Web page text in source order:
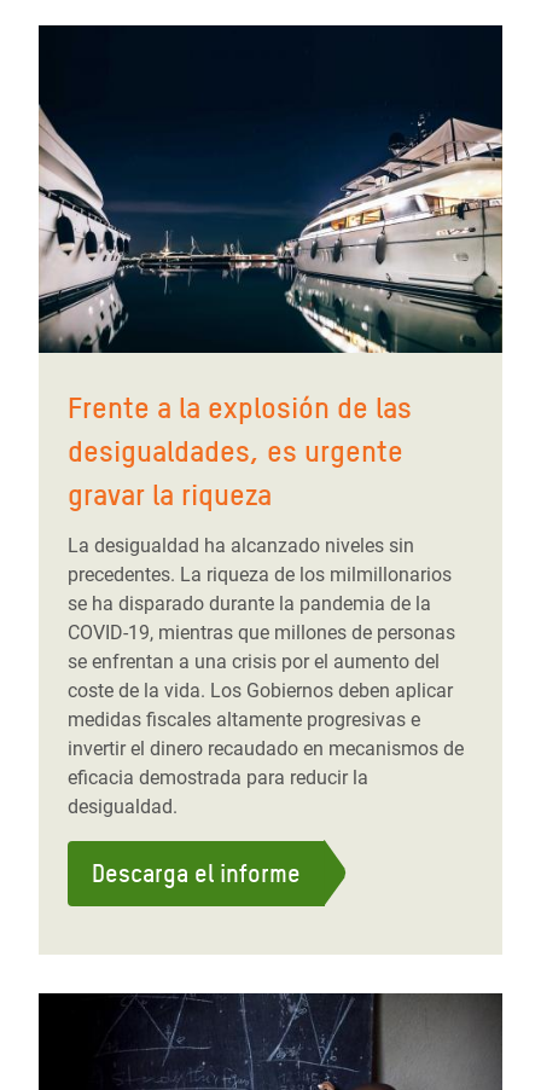
Frente a la explosión de las
desigualdades, es urgente
gravar la riqueza
La desigualdad ha alcanzado niveles sin
precedentes. La riqueza de los milmillonarios
se ha disparado durante la pandemia de la
COVID-19, mientras que millones de personas
se enfrentan a una crisis por el aumento del
coste de la vida. Los Gobiernos deben aplicar
medidas fiscales altamente progresivas e
invertir el dinero recaudado en mecanismos de
eficacia demostrada para reducir la
desigualdad.
Descarga el informe